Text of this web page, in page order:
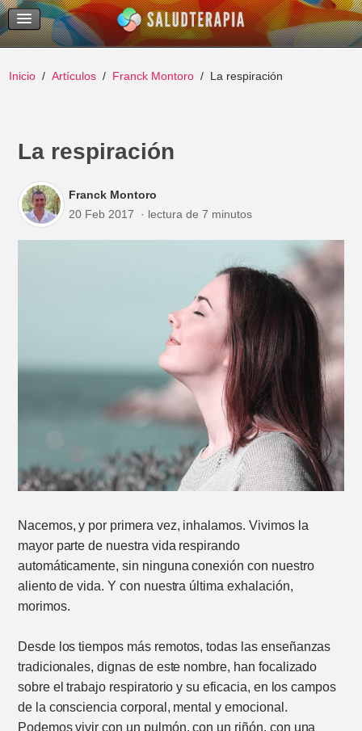
Temas Recientes
Buscar
Inicio Artículos Franck Montoro La respiración
La respiración
Franck Montoro
20 Feb 2017
lectura de 7 minutos
Nacemos, y por primera vez, inhalamos. Vivimos la
mayor parte de nuestra vida respirando
automáticamente, sin ninguna conexión con nuestro
aliento de vida. Y con nuestra última exhalación,
morimos.
Desde los tiempos más remotos, todas las enseñanzas
tradicionales, dignas de este nombre, han focalizado
sobre el trabajo respiratorio y su eficacia, en los campos
de la consciencia corporal, mental y emocional.
Podemos vivir con un pulmón, con un riñón, con una